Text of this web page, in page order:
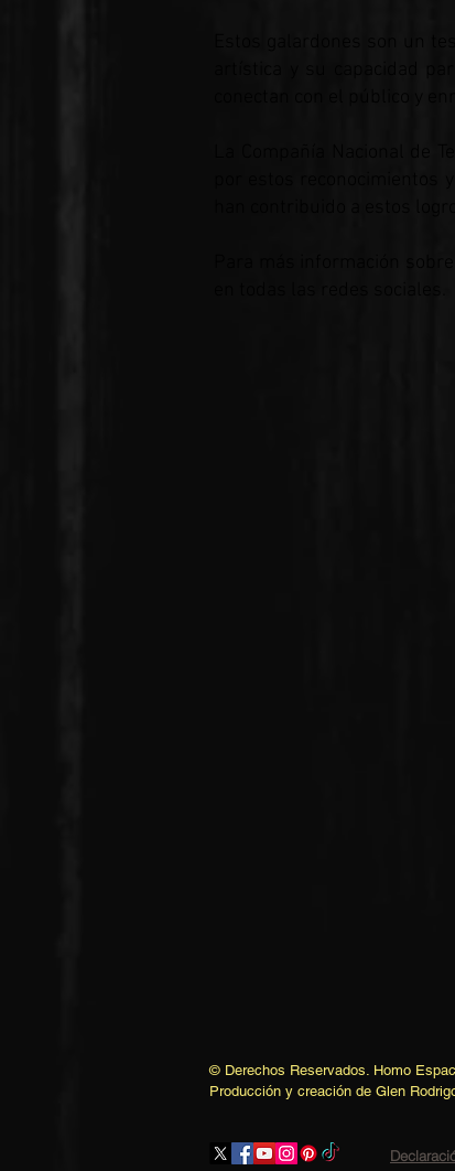
Estos galardones son un
artística y su capacidad
La Compañía Nacional de
por estos reconocimientos
Para más información
© Derechos Reservados. Homo
Producción y creación de Glen